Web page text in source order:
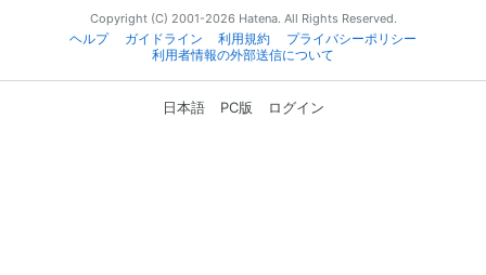
Copyright (C) 2001-2026 Hatena. All Rights Reserved.
ヘルプ
ガイドライン 利用規約
プライバシーポリシー
利用者情報の外部送信について
日本語 PC版 ログイン